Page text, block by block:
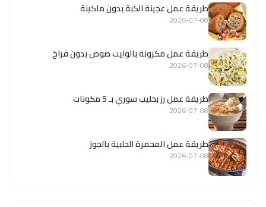
طريقة عمل عجينة الكبة بدون ماكينة
2026-07-08
طريقة عمل مكرونة بالوايت صوص بدون فراخ
2026-07-08
طريقة عمل رز بحليب سوري بـ 5 مكونات
2026-07-08
طريقة عمل المحمرة الحلبية بالجوز
2026-07-08